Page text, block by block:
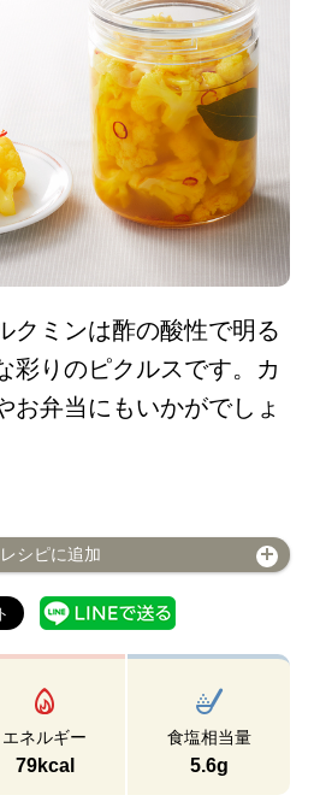
クミンは酢の酸性で明る
彩りのピクルスです。カ
お弁当にもいかがでしょ
シピに追加
エネルギー
79kcal
食塩相当量
5.6g